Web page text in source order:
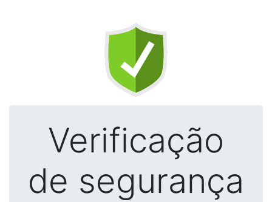
Verificação
de segurança